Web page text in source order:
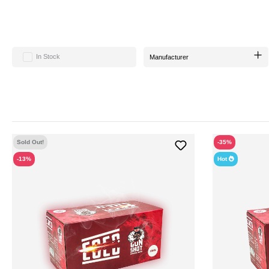
Für das Anzünden der empfiehlt sich eineelektrische Heizplatte oder
In Stock Manufacturer
Sold Out!
-13%
-35%
Hot